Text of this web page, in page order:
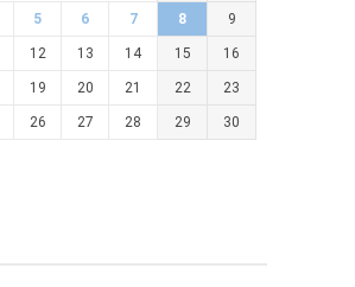
5 6 7 8 9
12 13 14 15 16
19 20 21 22 23
26 27 28 29 30